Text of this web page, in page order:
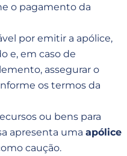
o pagamento da
por emitir a apólice,
e, em caso de
assegurar o
os termos da
ou bens para
apresenta uma apólice
caução.